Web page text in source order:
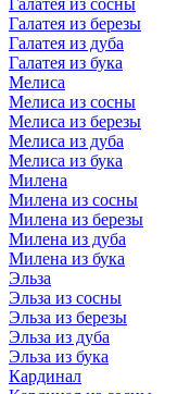
Галатея из сосны
Галатея из березы
Галатея из дуба
Галатея из бука
Мелиса
Мелиса из сосны
Мелиса из березы
Мелиса из дуба
Мелиса из бука
Милена
Милена из сосны
Милена из березы
Милена из дуба
Милена из бука
Эльза
Эльза из сосны
Эльза из березы
Эльза из дуба
Эльза из бука
Кардинал